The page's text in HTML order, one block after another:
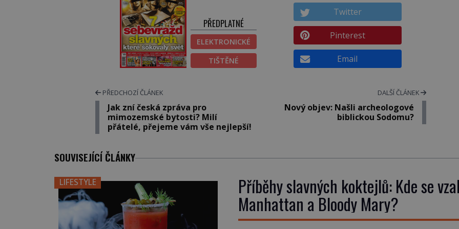
PŘEDPLATNÉ
ELEKTRONICKÉ
TIŠTĚNÉ
Twitter
Pinterest
Email
PŘEDCHOZÍ ČLÁNEK
Jak zní česká zpráva pro
mimozemské bytosti? Milí
přátelé, přejeme vám vše nejlepší!
DALŠÍ ČLÁNEK
Nový objev: Našli archeologové
biblickou Sodomu?
SOUVISEJÍCÍ ČLÁNKY
LIFESTYLE Příběhy slavných koktejlů: Kde se
Manhattan a Bloody Mary?